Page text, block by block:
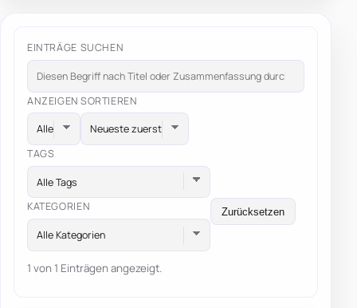
EINTRÄGE SUCHEN
ANZEIGEN SORTIEREN
TAGS
Alle Tags
KATEGORIEN
Alle Kategorien
Zurücksetzen
1 von 1 Einträgen angezeigt.